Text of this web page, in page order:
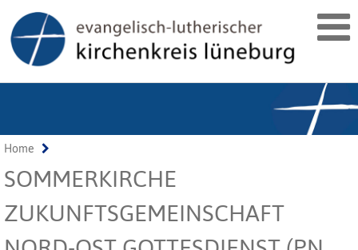
Home
SOMMERKIRCHE
ZUKUNFTSGEMEINSCHAFT